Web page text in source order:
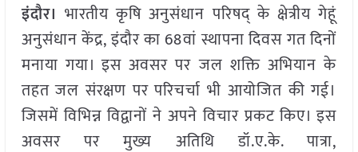
इंदौर। भारतीय कृषि अनुसंधान परिषद् के क्षेत्रीय गेहूं
अनुसंधान केंद्र, इंदौर का 68वां स्थापना दिवस गत दिनों
मनाया गया। इस अवसर पर जल शक्ति अभियान के
तहत जल संरक्षण पर परिचर्चा भी आयोजित की गई।
जिसमें विभिन्न विद्वानों ने अपने विचार प्रकट किए। इस
अवसर पर मुख्य अतिथि डॉ.ए.के. पात्रा,